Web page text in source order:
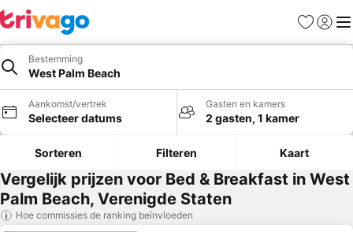
Favorieten
Bestemming
West Palm Beach
Aankomst/vertrek
Selecteer datums
Gasten en kamers
2 gasten, 1 kamer
Sorteren Filteren Kaart
Vergelijk prijzen voor Bed & Breakfast in West
Palm Beach, Verenigde Staten
Hoe commissies de ranking beïnvloeden